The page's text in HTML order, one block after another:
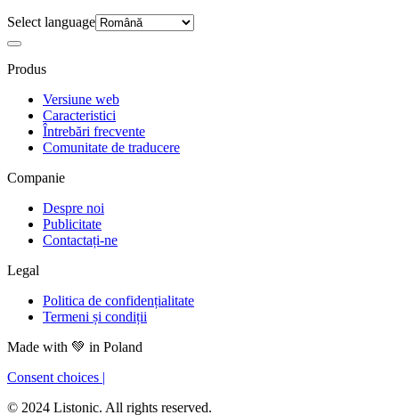
Select language
Produs
Versiune web
Caracteristici
Întrebări frecvente
Comunitate de traducere
Companie
Despre noi
Publicitate
Contactați-ne
Legal
Politica de confidențialitate
Termeni și condiții
Made with 💚 in Poland
Consent choices |
© 2024 Listonic. All rights reserved.